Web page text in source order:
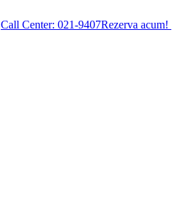
Call Center: 021-9407Rezerva acum!